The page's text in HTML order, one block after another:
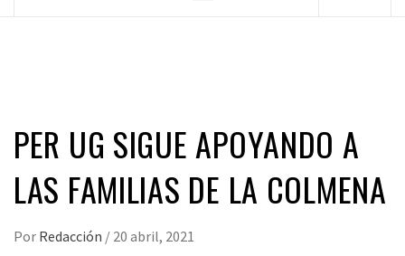
PER UG SIGUE APOYANDO A
LAS FAMILIAS DE LA COLMENA
Por Redacción / 20 abril, 2021